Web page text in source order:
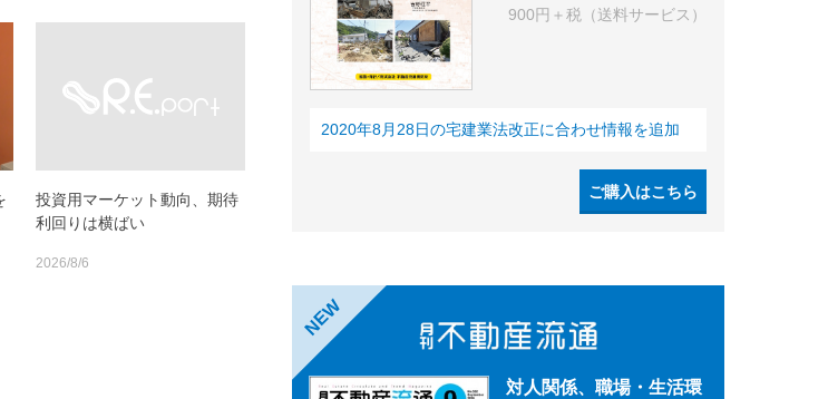
投資用マーケット動向、期待
利回りは横ばい
2026/8/6
900円＋税（送料サービス）
2020年8月28日の宅建業法改正に合わせ情報を追加
ご購入はこちら
NEW
対人関係、職場・生活環